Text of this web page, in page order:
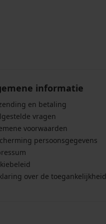
informatie
en betaling
vragen
voorwaarden
persoonsgegevens
over de toegankelijkheid